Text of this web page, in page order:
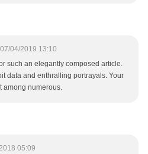
07/04/2019 13:10
such an elegantly composed article.
data and enthralling portrayals. Your
among numerous.
05:09